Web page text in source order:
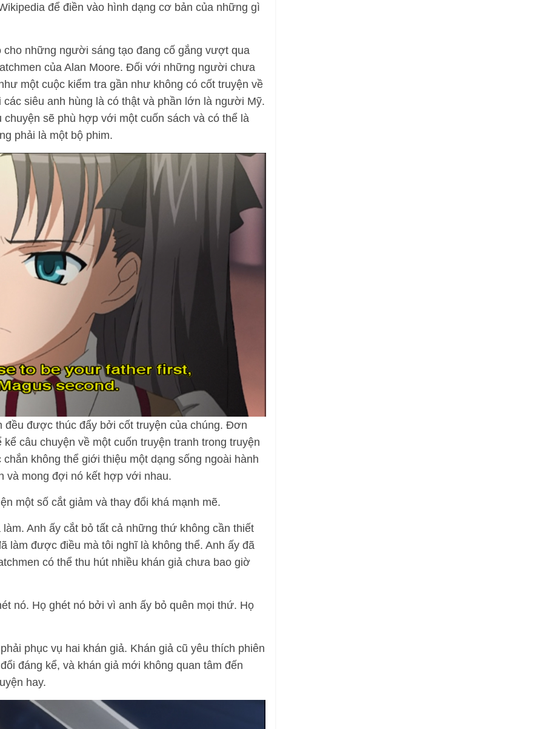
để điền vào hình dạng cơ bản của những gì
những người sáng tạo đang cố gắng vượt qua
của Alan Moore. Đối với những người chưa
một cuộc kiểm tra gần như không có cốt truyện về
siêu anh hùng là có thật và phần lớn là người Mỹ.
sẽ phù hợp với một cuốn sách và có thể là
phải là một bộ phim.
đều được thúc đẩy bởi cốt truyện của chúng. Đơn
câu chuyện về một cuốn truyện tranh trong truyện
không thể giới thiệu một dạng sống ngoài hành
và mong đợi nó kết hợp với nhau.
một số cắt giảm và thay đổi khá mạnh mẽ.
Anh ấy cắt bỏ tất cả những thứ không cần thiết
làm được điều mà tôi nghĩ là không thể. Anh ấy đã
có thể thu hút nhiều khán giả chưa bao giờ
nó. Họ ghét nó bởi vì anh ấy bỏ quên mọi thứ. Họ
phục vụ hai khán giả. Khán giả cũ yêu thích phiên
đáng kể, và khán giả mới không quan tâm đến
hay.